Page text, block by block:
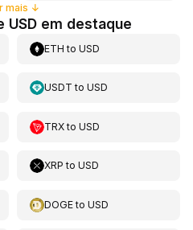
mais ↓
USD em destaque
ETH toUSD
USDT toUSD
TRXtoUSD
XRP toUSD
DOGEtoUSD